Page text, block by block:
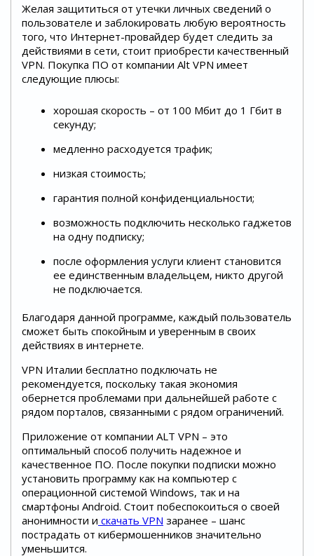
Желая защититься от утечки личных сведений о
пользователе и заблокировать любую вероятность
того, что Интернет-провайдер будет следить за
действиями в сети, стоит приобрести качественный
VPN. Покупка ПО от компании Alt VPN имеет
следующие плюсы:
хорошая скорость – от 100 Мбит до 1 Гбит в
секунду;
медленно расходуется трафик;
низкая стоимость;
гарантия полной конфиденциальности;
возможность подключить несколько гаджетов
на одну подписку;
после оформления услуги клиент становится
ее единственным владельцем, никто другой
не подключается.
Благодаря данной программе, каждый пользователь
сможет быть спокойным и уверенным в своих
действиях в интернете.
VPN Италии бесплатно подключать не
рекомендуется, поскольку такая экономия
обернется проблемами при дальнейшей работе с
рядом порталов, связанными с рядом ограничений.
Приложение от компании ALT VPN – это
оптимальный способ получить надежное и
качественное ПО. После покупки подписки можно
установить программу как на компьютер с
операционной системой Windows, так и на
смартфоны Android. Стоит побеспокоиться о своей
анонимности и скачать VPN заранее – шанс
пострадать от кибермошенников значительно
уменьшится.